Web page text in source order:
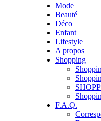
Mode
Beauté
Déco
Enfant
Lifestyle
A propos
Shopping
F.A.Q.